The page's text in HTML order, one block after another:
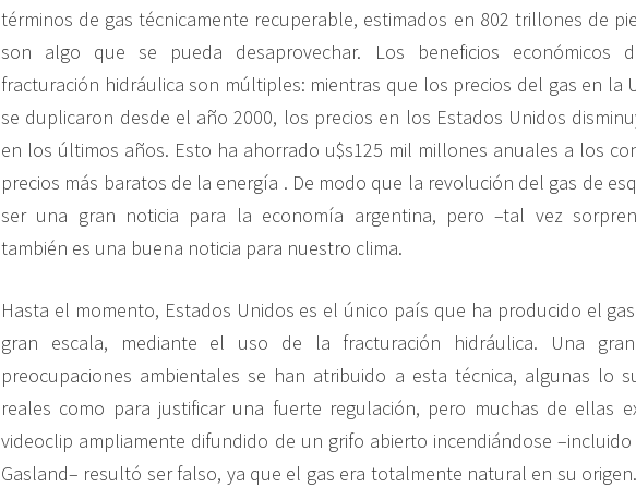
términos de gas técnicamente recuperable, estimados en 802 trillones de
son algo que se pueda desaprovechar. Los beneficios económicos
fracturación hidráulica son múltiples: mientras que los precios del gas en la
se duplicaron desde el año 2000, los precios en los Estados Unidos
en los últimos años. Esto ha ahorrado u$s125 mil millones anuales a los
precios más baratos de la energía . De modo que la revolución del gas de
ser una gran noticia para la economía argentina, pero –tal vez
también es una buena noticia para nuestro clima.
Hasta el momento, Estados Unidos es el único país que ha producido el
gran escala, mediante el uso de la fracturación hidráulica. Una
preocupaciones ambientales se han atribuido a esta técnica, algunas lo
reales como para justificar una fuerte regulación, pero muchas de ellas
videoclip ampliamente difundido de un grifo abierto incendiándose
Gasland– resultó ser falso, ya que el gas era totalmente natural en su